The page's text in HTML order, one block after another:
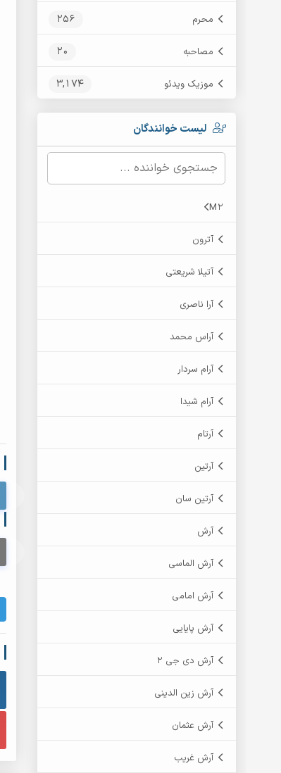
محرم 256
مصاحبه 20
موزیک ویدئو 3,174
لیست خوانندگان
M2
آترون
آتیلا شریعتی
آرا ناصری
آراس محمد
آرام سردار
آرام شیدا
آرتام
آرتین
آرتین سان
آرش
آرش الماسی
آرش امامی
آرش پایایی
آرش دی جی 2
آرش زین الدینی
آرش عثمان
آرش غریب